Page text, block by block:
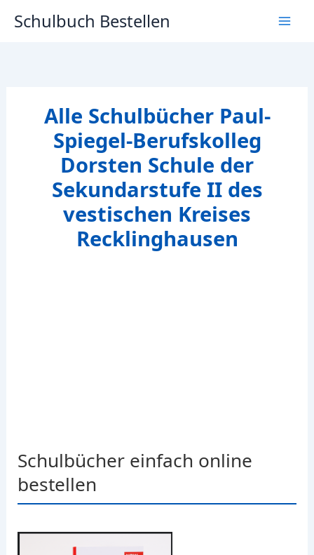
InhaltSchulbuch Bestellen
Alle Schulbücher Paul-
Spiegel-Berufskolleg
Dorsten Schule der
Sekundarstufe II des
vestischen Kreises
Recklinghausen
Schulbücher einfach online
bestellen